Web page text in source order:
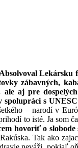
zábavných,
aj pre
s
– narodí v
to isté. Ja som
hovoriť o slobode
Tak ako